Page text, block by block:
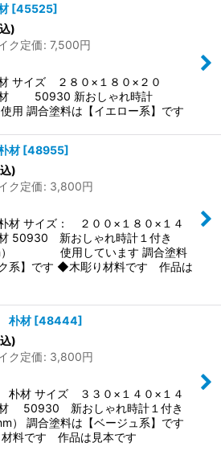
[45525]
)
ク定価: 7,500円
サイズ ２８０×１８０×２０
50930 新おしゃれ時計
用 調合塗料は【イエロー系】です
材 [48955]
)
ク定価: 3,800円
材 サイズ： ２００×１８０×１４
新おしゃれ時計１付き
） 使用しています 調合塗料
系】です ◆木彫り材料です 作品は
朴材 [48444]
)
ク定価: 3,800円
朴材 サイズ ３３０×１４０×１４
新おしゃれ時計１付き
） 調合塗料は【ベージュ系】です
料です 作品は見本です